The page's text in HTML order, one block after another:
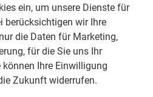
Sicherheitsgurte,Front Assist
Müdigkeitserkennung,
Radfahrererkennung
ein, um unsere Dienste für
berücksichtigen wir Ihre
die Daten für Marketing,
für die Sie uns Ihr
Ihre Einwilligung
Zukunft widerrufen.